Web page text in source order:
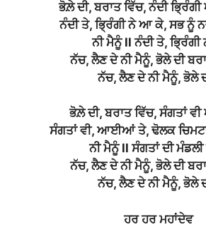
ਭੋਲ਼ੇ ਦੀ, ਬਰਾਤ ਵਿੱਚ, ਨੰਦੀ
ਨੰਦੀ ਤੇ, ਭ੍ਰਿੰਗੀ ਨੇ ਆ ਕੇ, ਸਭ ਨੂੰ
ਨੀ ਮੈਨੂੰ ll ਨੰਦੀ ਤੇ, ਭ੍ਰਿੰਗੀ
ਨੱਚ, ਲੈਣ ਦੇ ਨੀ ਮੈਨੂੰ, ਭੋਲੇ ਦੀ
ਨੱਚ, ਲੈਣ ਦੇ ਨੀ ਮੈਨੂੰ, ਭੋਲੇ
ਭੋਲ਼ੇ ਦੀ, ਬਰਾਤ ਵਿੱਚ, ਸੰਗਤਾਂ
ਸੰਗਤਾਂ ਵੀ, ਆਈਆਂ ਤੇ, ਢੋਲਕ
ਨੀ ਮੈਨੂੰ ll ਸੰਗਤਾਂ ਦੀ ਮੰਡਲੀ
ਨੱਚ, ਲੈਣ ਦੇ ਨੀ ਮੈਨੂੰ, ਭੋਲੇ ਦੀ
ਨੱਚ, ਲੈਣ ਦੇ ਨੀ ਮੈਨੂੰ, ਭੋਲੇ
ਹਰ ਹਰ ਮਹਾਂਦੇਵ